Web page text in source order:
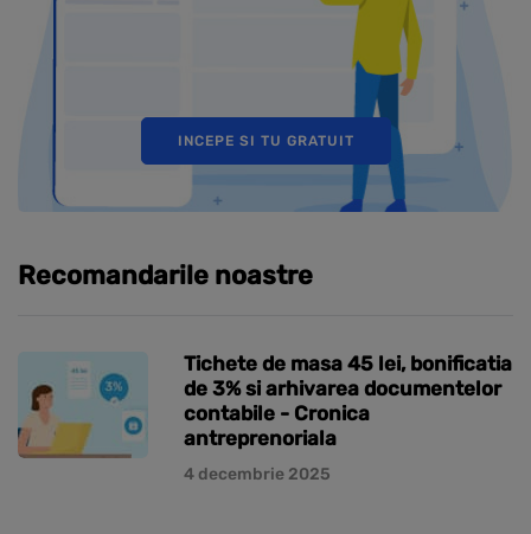
INCEPE SI TU GRATUIT
Recomandarile noastre
Tichete de masa 45 lei, bonificatia
de 3% si arhivarea documentelor
contabile - Cronica
antreprenoriala
4 decembrie 2025